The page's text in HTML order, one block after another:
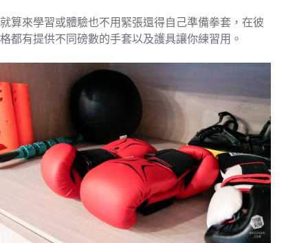
就算來學習或體驗也不用緊張還得自己準備拳套，在彼
格都有提供不同磅數的手套以及護具讓你練習用。